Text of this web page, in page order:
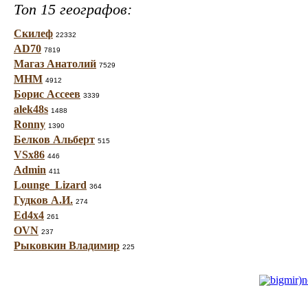
Топ 15 географов:
Скилеф 22332
AD70 7819
Магаз Анатолий 7529
МНМ 4912
Борис Ассеев 3339
alek48s 1488
Ronny 1390
Белков Альберт 515
VSx86 446
Admin 411
Lounge_Lizard 364
Гудков А.И. 274
Ed4x4 261
OVN 237
Рыковкин Владимир 225